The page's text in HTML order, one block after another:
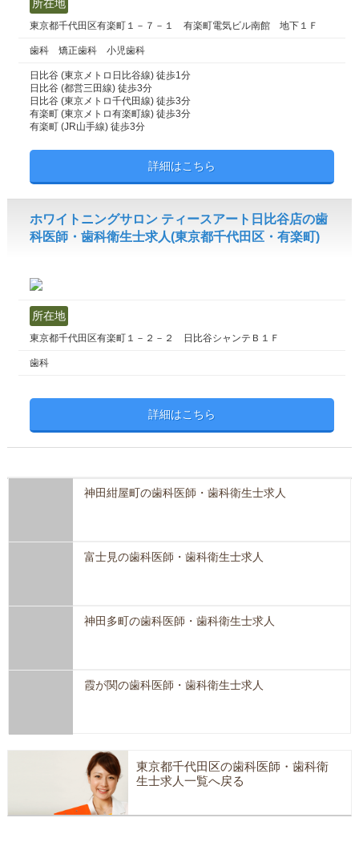
所在地
東京都千代田区有楽町１－７－１ 有楽町電気ビル南館 地下１Ｆ
歯科 矯正歯科 小児歯科
日比谷 (東京メトロ日比谷線) 徒歩1分
日比谷 (都営三田線) 徒歩3分
日比谷 (東京メトロ千代田線) 徒歩3分
有楽町 (東京メトロ有楽町線) 徒歩3分
有楽町 (JR山手線) 徒歩3分
詳細はこちら
ホワイトニングサロン ティースアート日比谷店の歯
科医師・歯科衛生士求人(東京都千代田区・有楽町)
所在地
東京都千代田区有楽町１－２－２ 日比谷シャンテＢ１Ｆ
歯科
詳細はこちら
神田紺屋町の歯科医師・歯科衛生士求人
富士見の歯科医師・歯科衛生士求人
神田多町の歯科医師・歯科衛生士求人
霞が関の歯科医師・歯科衛生士求人
東京都千代田区の歯科医師・歯科衛
生士求人一覧へ戻る